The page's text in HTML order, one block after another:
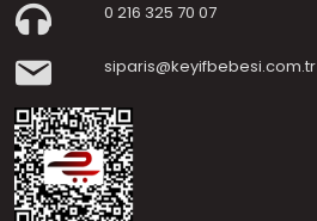
0 216 325 70 07
siparis@keyifbebesi.com.tr